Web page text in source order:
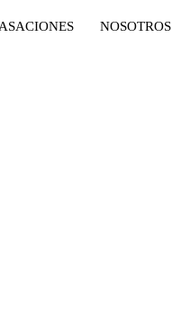
NOSOTROS